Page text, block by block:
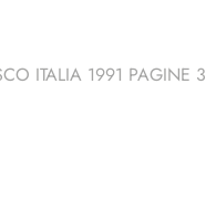
ITALIA 1991 PAGINE 3